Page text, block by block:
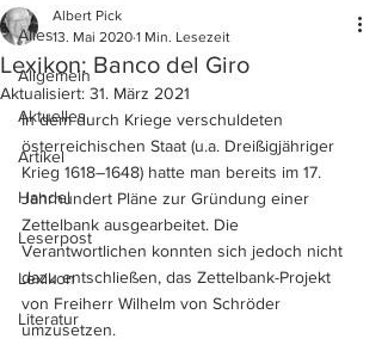
Alles
Allgemein
Aktuelles
Artikel
Handel
Leserpost
Lexikon
Literatur
Lexikon: Banco del Giro
Albert Pick
13. Mai 2020 1 Min. Lesezeit
Aktualisiert: 31. März 2021
In dem durch Kriege verschuldeten
österreichischen Staat (u.a. Dreißigjähriger
Krieg 1618–1648) hatte man bereits im 17.
Jahrhundert Pläne zur Gründung einer
Zettelbank ausgearbeitet. Die
Verantwortlichen konnten sich jedoch nicht
dazu entschließen, das Zettelbank-Projekt
von Freiherr Wilhelm von Schröder
umzusetzen.